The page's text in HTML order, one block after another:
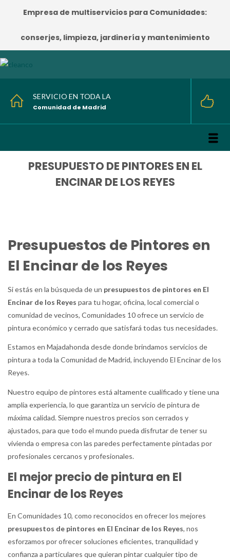
Empresa de multiservicios para Comunidades:
conserjes, limpieza, jardinería y mantenimiento
SERVICIO EN TODA LA
Comunidad de Madrid
PRESUPUESTO DE PINTORES EN EL
ENCINAR DE LOS REYES
Presupuestos de Pintores en
El Encinar de los Reyes
Si estás en la búsqueda de un presupuestos de pintores en El
Encinar de los Reyes para tu hogar, oficina, local comercial o
comunidad de vecinos, Comunidades 10 ofrece un servicio de
pintura económico y cerrado que satisfará todas tus necesidades.
Estamos en Majadahonda desde donde brindamos servicios de
pintura a toda la Comunidad de Madrid, incluyendo El Encinar de los
Reyes.
Nuestro equipo de pintores está altamente cualificado y tiene una
amplia experiencia, lo que garantiza un servicio de pintura de
máxima calidad. Siempre nuestros precios son cerrados y
ajustados, para que todo el mundo pueda disfrutar de tener su
vivienda o empresa con las paredes perfectamente pintadas por
profesionales cercanos y profesionales.
El mejor precio de pintura en El
Encinar de los Reyes
En Comunidades 10, como reconocidos en ofrecer los mejores
presupuestos de pintores en El Encinar de los Reyes, nos
esforzamos por ofrecer soluciones eficientes, tranquilidad y
confianza a particulares que quieran pintar cualquier tipo de